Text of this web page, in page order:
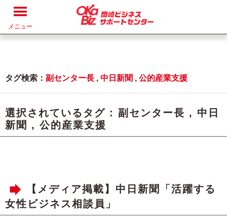
メニュー
タグ検索： 副センター長 , 中日新聞 , 公的産業支援
選択されているタグ : 副センター長 , 中日
新聞 , 公的産業支援
【メディア掲載】中日新聞「活躍する
女性ビジネス相談員」